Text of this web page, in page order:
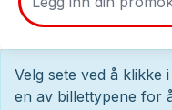
Velg sete ved å klikke
en av billettypene for